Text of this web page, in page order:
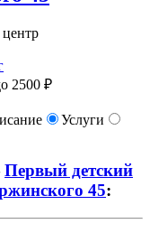
2500 ₽
Услуги
Первый детский
45: